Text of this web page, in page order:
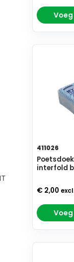
411026
interfold
€ 2,00